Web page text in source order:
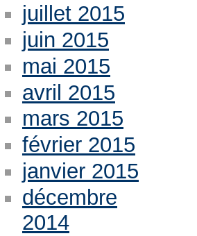
juillet 2015
juin 2015
mai 2015
avril 2015
mars 2015
février 2015
janvier 2015
décembre
2014